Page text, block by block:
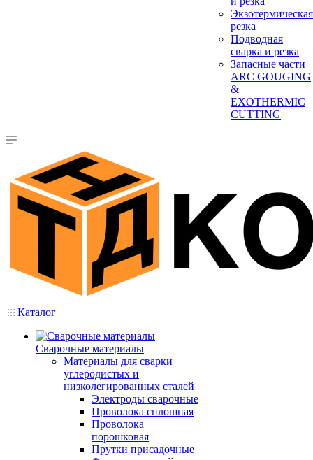
Экзотермическая
резка
Подводная
сварка и резка
Запасные части
ARC GOUGING
&
EXOTHERMIC
CUTTING
Каталог
Сварочные материалы
Материалы для сварки
углеродистых и
низколегированных сталей
Электроды сварочные
Проволока сплошная
Проволока
порошковая
Прутки присадочные